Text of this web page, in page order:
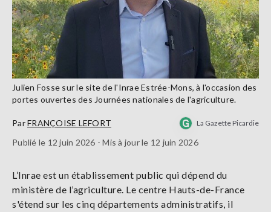
Julien Fosse sur le site de l'Inrae Estrée-Mons, à l'occasion des
portes ouvertes des Journées nationales de l'agriculture.
ParFRANÇOISE LEFORT La Gazette Picardie
Publié le 12 juin 2026 - Mis à jour le 12 juin 2026
L’Inrae est un établissement public qui dépend du
ministère de l’agriculture. Le centre Hauts-de-France
s'étend sur les cinq départements administratifs, il